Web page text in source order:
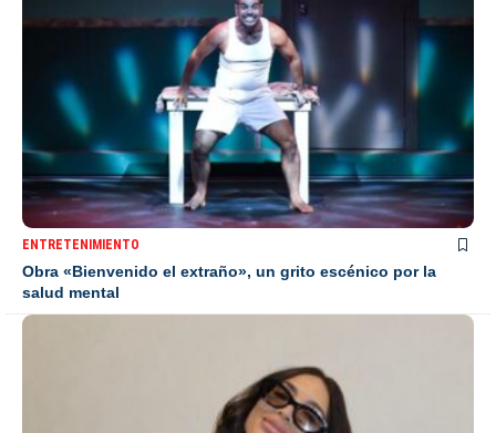
ENTRETENIMIENTO
Obra «Bienvenido el extraño», un grito escénico por la
salud mental